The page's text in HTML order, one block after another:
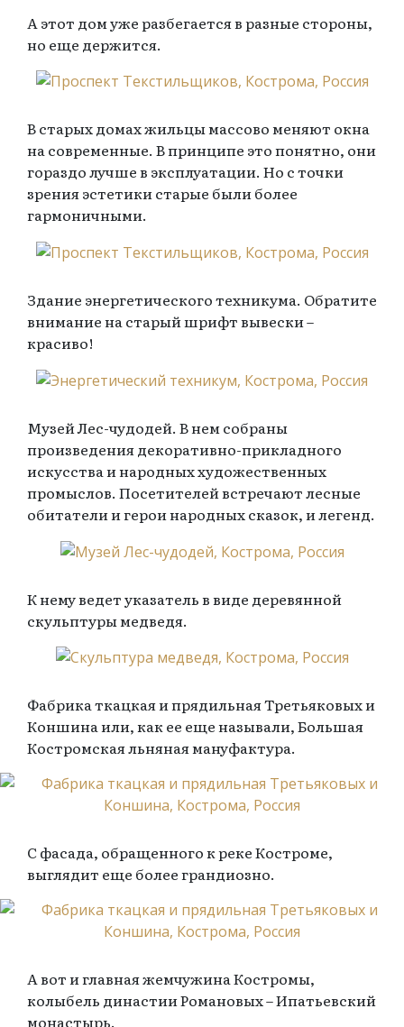
А этот дом уже разбегается в разные стороны,
но еще держится.
В старых домах жильцы массово меняют окна
на современные. В принципе это понятно, они
гораздо лучше в эксплуатации. Но с точки
зрения эстетики старые были более
гармоничными.
Здание энергетического техникума. Обратите
внимание на старый шрифт вывески –
красиво!
Музей Лес-чудодей. В нем собраны
произведения декоративно-прикладного
искусства и народных художественных
промыслов. Посетителей встречают лесные
обитатели и герои народных сказок, и легенд.
К нему ведет указатель в виде деревянной
скульптуры медведя.
Фабрика ткацкая и прядильная Третьяковых и
Коншина или, как ее еще называли, Большая
Костромская льняная мануфактура.
С фасада, обращенного к реке Костроме,
выглядит еще более грандиозно.
А вот и главная жемчужина Костромы,
колыбель династии Романовых – Ипатьевский
монастырь.